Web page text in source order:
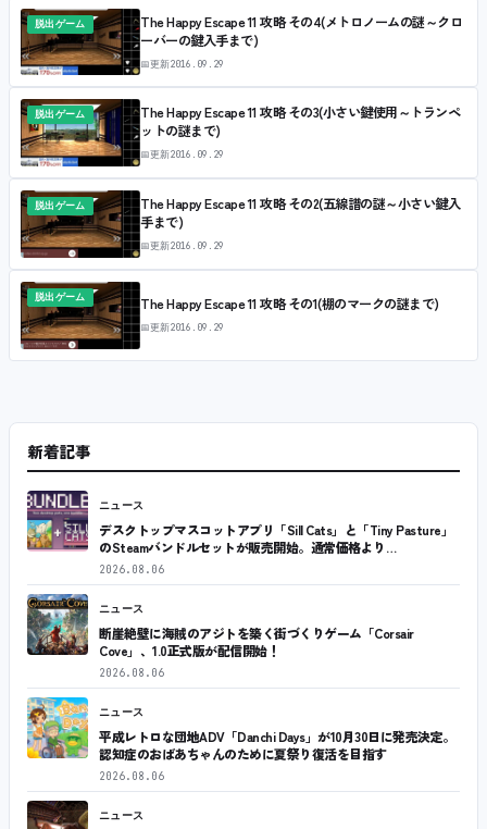
脱出ゲーム
The Happy Escape 11 攻略 その4(メトロノームの謎～クロ
ーバーの鍵入手まで)
📅更新2016.09.29
脱出ゲーム
The Happy Escape 11 攻略 その3(小さい鍵使用～トランペ
ットの謎まで)
📅更新2016.09.29
脱出ゲーム
The Happy Escape 11 攻略 その2(五線譜の謎～小さい鍵入
手まで)
📅更新2016.09.29
脱出ゲーム The Happy Escape 11 攻略 その1(棚のマークの謎まで)
📅更新2016.09.29
新着記事
ニュース
デスクトップマスコットアプリ「Sill Cats」と「Tiny Pasture」
のSteamバンドルセットが販売開始。通常価格より…
2026.08.06
ニュース
断崖絶壁に海賊のアジトを築く街づくりゲーム「Corsair
Cove」、1.0正式版が配信開始！
2026.08.06
ニュース
平成レトロな団地ADV「Danchi Days」が10月30日に発売決定。
認知症のおばあちゃんのために夏祭り復活を目指す
2026.08.06
ニュース